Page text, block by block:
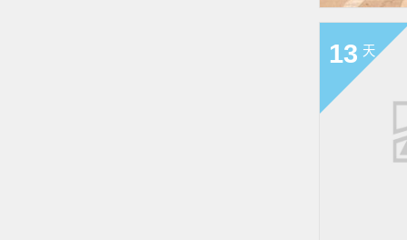
13 天